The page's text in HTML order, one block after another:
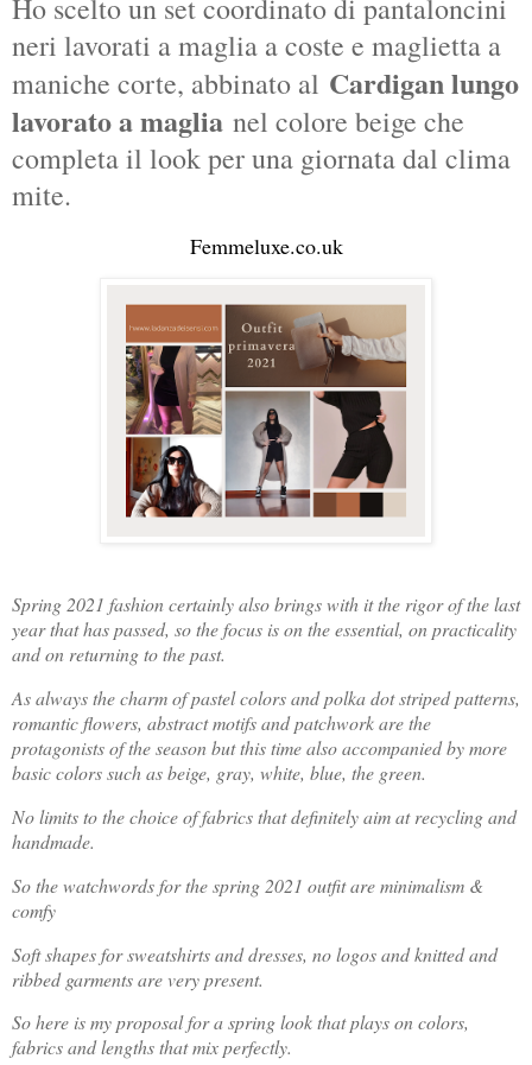
Ho scelto un set coordinato di pantaloncini
neri lavorati a maglia a coste e maglietta a
maniche corte, abbinato al Cardigan lungo
lavorato a maglia nel colore beige che
completa il look per una giornata dal clima
mite.
Femmeluxe.co.uk
Spring 2021 fashion certainly also brings with it the rigor of the last
year that has passed, so the focus is on the essential, on practicality
and on returning to the past.
As always the charm of pastel colors and polka dot striped patterns,
romantic flowers, abstract motifs and patchwork are the
protagonists of the season but this time also accompanied by more
basic colors such as beige, gray, white, blue, the green.
No limits to the choice of fabrics that definitely aim at recycling and
handmade.
So the watchwords for the spring 2021 outfit are minimalism &
comfy
Soft shapes for sweatshirts and dresses, no logos and knitted and
ribbed garments are very present.
So here is my proposal for a spring look that plays on colors,
fabrics and lengths that mix perfectly.